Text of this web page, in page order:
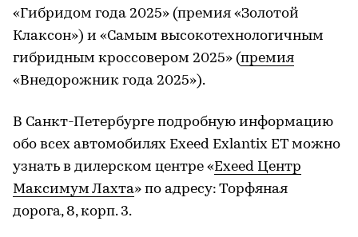
«Гибридом года 2025» (премия «Золотой
Клаксон») и «Самым высокотехнологичным
гибридным кроссовером 2025» (премия
«Внедорожник года 2025»).
В Санкт-Петербурге подробную информацию
обо всех автомобилях Exeed Exlantix ET можно
узнать в дилерском центре «Exeed Центр
Максимум Лахта» по адресу: Торфяная
дорога, 8, корп. 3.